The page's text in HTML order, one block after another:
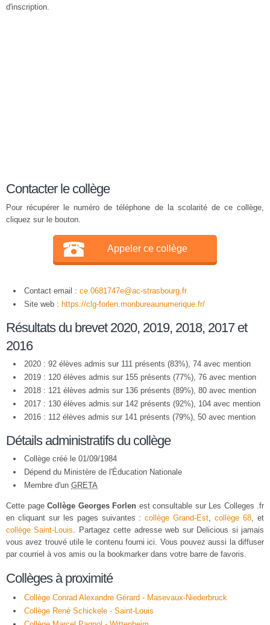
d'inscription.
Contacter le collège
Pour récupérer le numéro de téléphone de la scolarité de ce collège,
cliquez sur le bouton.
Appeler ce collège
Contact email : ce.0681747e@ac-strasbourg.fr
Site web : https://clg-forlen.monbureaunumerique.fr/
Résultats du brevet 2020, 2019, 2018, 2017 et
2016
2020 : 92 élèves admis sur 111 présents (83%), 74 avec mention
2019 : 120 élèves admis sur 155 présents (77%), 76 avec mention
2018 : 121 élèves admis sur 136 présents (89%), 80 avec mention
2017 : 130 élèves admis sur 142 présents (92%), 104 avec mention
2016 : 112 élèves admis sur 141 présents (79%), 50 avec mention
Détails administratifs du collège
Collège créé le 01/09/1984
Dépend du Ministère de l'Éducation Nationale
Membre d'un GRETA
Cette page Collège Georges Forlen est consultable sur Les Colleges .fr
en cliquant sur les pages suivantes :collège Grand-Est,collège 68, et
collège Saint-Louis. Partagez cette adresse web sur Delicious si jamais
vous avez trouvé utile le contenu fourni ici. Vous pouvez aussi la diffuser
par courriel à vos amis ou la bookmarker dans votre barre de favoris.
Collèges à proximité
Collège Conrad Alexandre Gérard - Masevaux-Niederbruck
Collège René Schickele - Saint-Louis